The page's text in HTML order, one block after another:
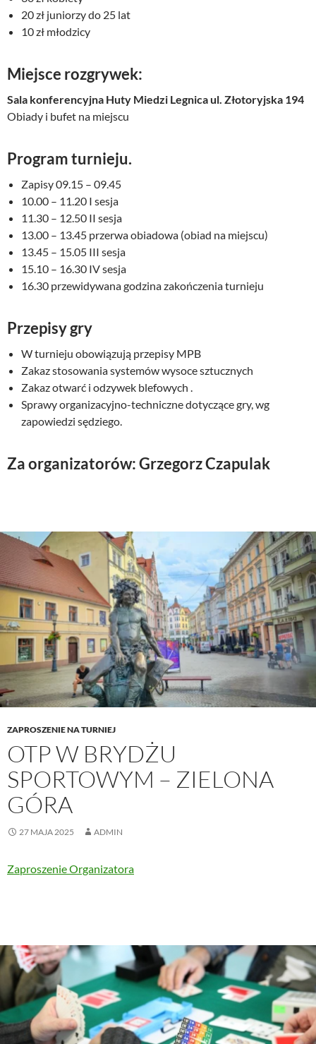
20 zł juniorzy do 25 lat
10 zł młodzicy
Miejsce rozgrywek:
Sala konferencyjna Huty Miedzi Legnica ul. Złotoryjska 194
Obiady i bufet na miejscu
Program turnieju.
Zapisy 09.15 – 09.45
10.00 – 11.20 I sesja
11.30 – 12.50 II sesja
13.00 – 13.45 przerwa obiadowa (obiad na miejscu)
13.45 – 15.05 III sesja
15.10 – 16.30 IV sesja
16.30 przewidywana godzina zakończenia turnieju
Przepisy gry
W turnieju obowiązują przepisy MPB
Zakaz stosowania systemów wysoce sztucznych
Zakaz otwarć i odzywek blefowych .
Sprawy organizacyjno-techniczne dotyczące gry, wg
zapowiedzi sędziego.
Za organizatorów: Grzegorz Czapulak
ZAPROSZENIE NA TURNIEJ
OTP W BRYDŻU
SPORTOWYM – ZIELONA
GÓRA
27 MAJA 2025 ADMIN
Zaproszenie Organizatora